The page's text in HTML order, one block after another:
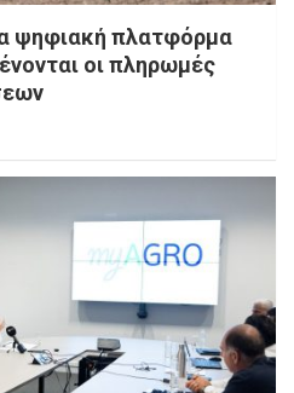
ψηφιακή πλατφόρμα
οι πληρωμές